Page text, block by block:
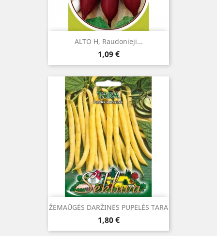
ALTO H, Raudonieji...
Kaina
1,09 €
ŽEMAŪGĖS DARŽINĖS PUPELĖS TARA
Kaina
1,80 €